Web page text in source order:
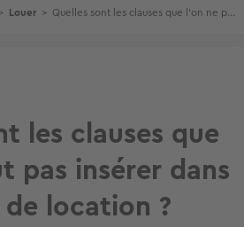
> Louer > Quelles sont les clauses que l’on ne peut pas insérer dans un contrat de location ?
les clauses que
pas insérer dans
location ?